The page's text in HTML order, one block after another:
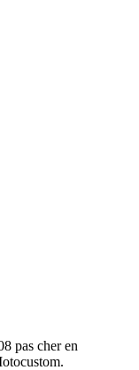
pas cher en